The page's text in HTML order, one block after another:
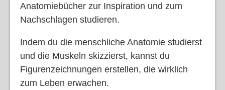
Anatomiebücher zur Inspiration und zum
Nachschlagen studieren.
Indem du die menschliche Anatomie studierst
und die Muskeln skizzierst, kannst du
Figurenzeichnungen erstellen, die wirklich
zum Leben erwachen.